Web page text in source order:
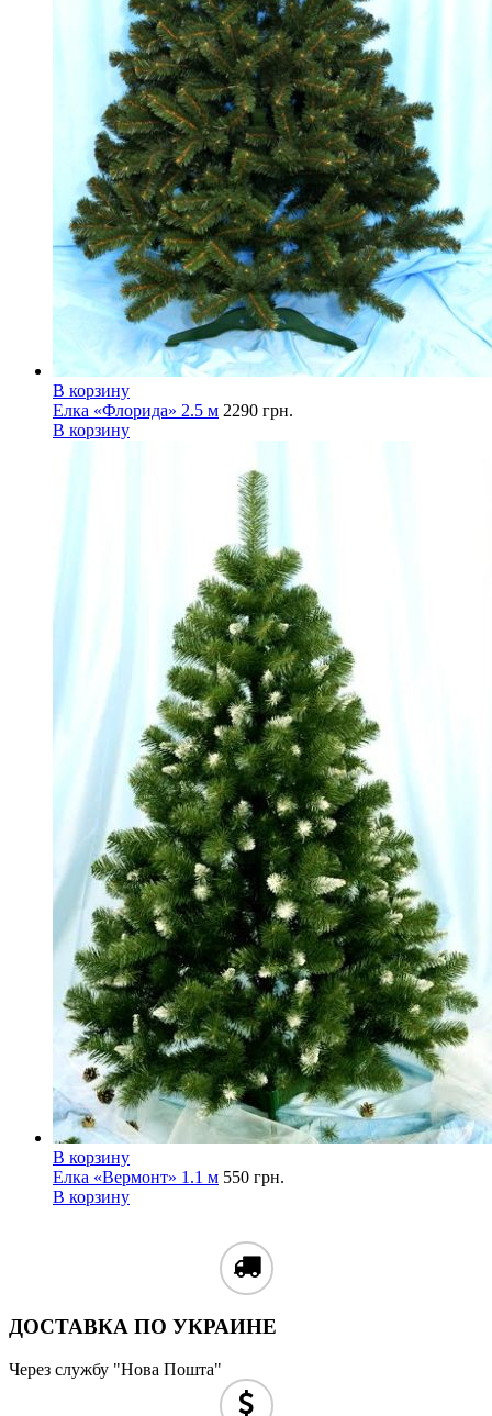
В корзину
Елка «Флорида» 2.5 м 2290 грн.
В корзину
В корзину
Елка «Вермонт» 1.1 м 550 грн.
В корзину
ДОСТАВКА ПО УКРАИНЕ
Через службу "Нова Пошта"